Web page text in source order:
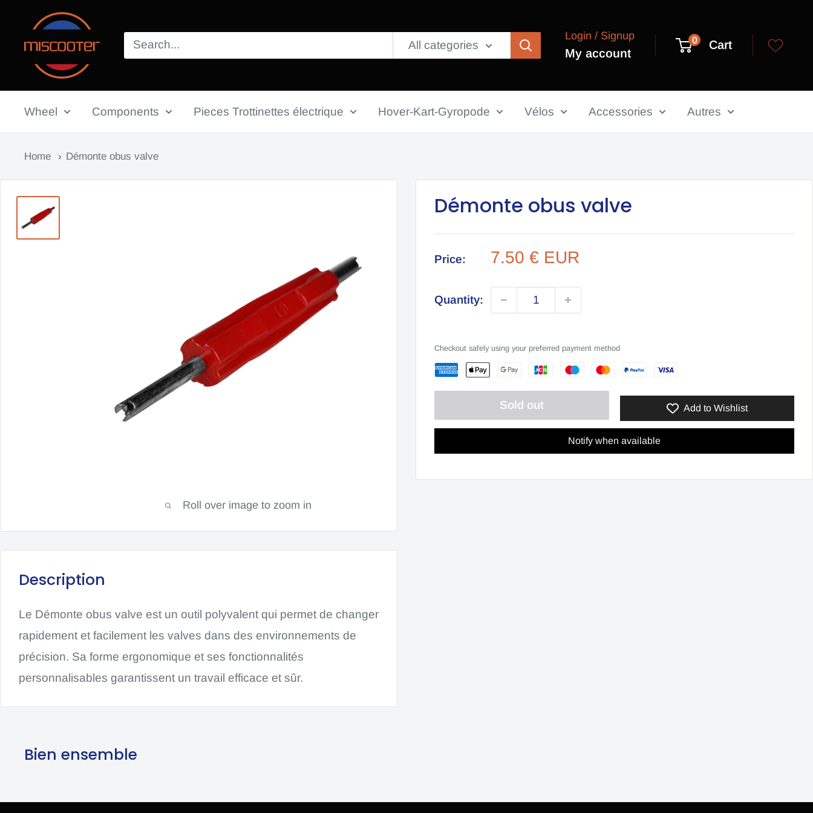
content
Miscooter
All categories
Login / Signup
My account
0 Cart
Wheel Components Pieces Trottinettes électrique Hover-Kart-Gyropode Vélos Accessories Autres
Home Démonte obus valve
Roll over image to zoom in
Démonte obus valve
Price:
Sale
7.50 € EUR
Quantity:
Checkout safely using your preferred payment method
Sold out Add to Wishlist
Notify when available
Description
Le Démonte obus valve est un outil polyvalent qui permet de changer
rapidement et facilement les valves dans des environnements de
précision. Sa forme ergonomique et ses fonctionnalités
personnalisables garantissent un travail efficace et sûr.
Bien ensemble